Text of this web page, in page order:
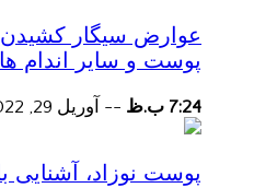
عوارض سیگار
پوست و سایر اندام ها
7:24 ب.ظ -- آوریل 29, 2022
پوست نوزاد،